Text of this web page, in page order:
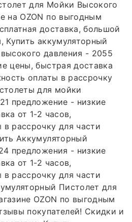
для Мойки Высокого
на OZON по выгодным
доставка, большой
Купить аккумуляторный
давления - 2055
цены, быстрая доставка
оплаты в рассрочку
для мойки
предложение - низкие
от 1-2 часов,
рассрочку для части
Аккумуляторный
предложения - низкие
от 1-2 часов,
рассрочку для части
Пистолет для
OZON по выгодным
покупателей! Скидки и